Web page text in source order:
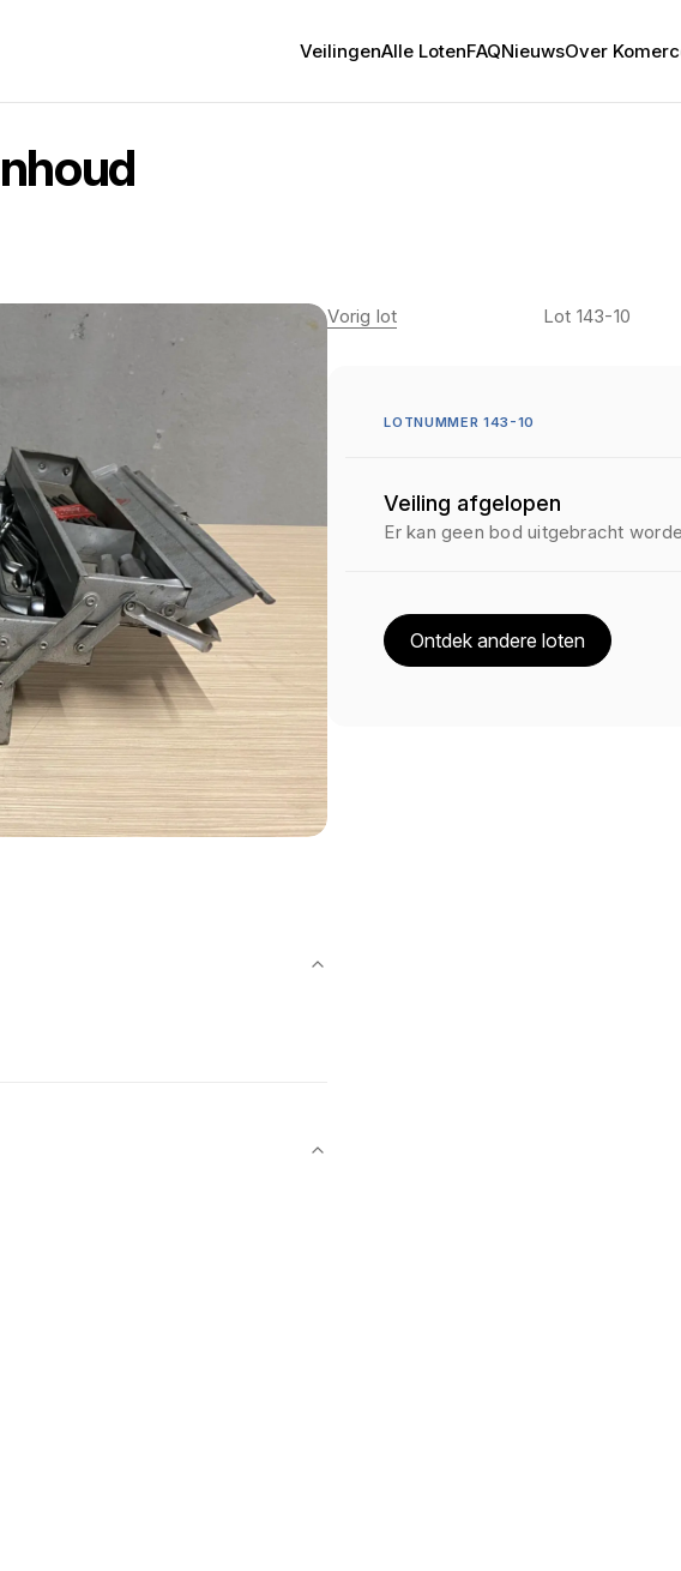
VeilingenAlle LotenFAQNieuwsOver
Vorig lot Lot 143-10
LOTNUMMER 143-10
Veiling afgelopen
Er kan geen bod uitgebracht
Ontdek andere loten